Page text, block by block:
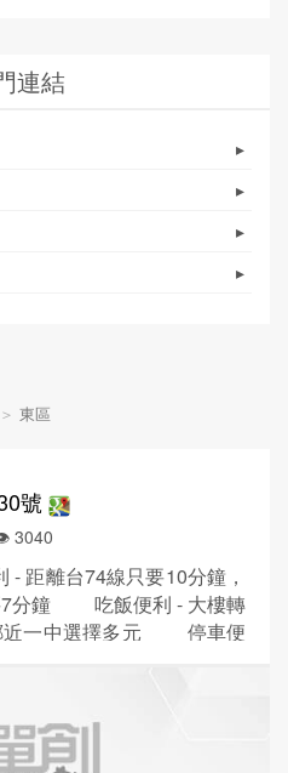
連結
▸
▸
▸
▸
＞ 東區
號
3040
離台74線只要10分鐘，
7分鐘 吃飯便利 - 大樓轉
近一中選擇多元 停車便
單、快速、方便，安全升
1...